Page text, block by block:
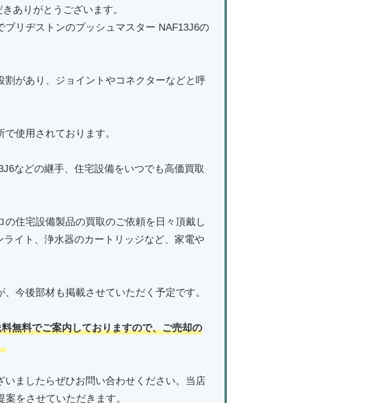
ありがとうございます。
リヂストンのプッシュマスター NAF13J6の
があり、ジョイントやコネクターなどと呼
使用されております。
などの継手、住宅設備をいつでも高価買取
住宅設備製品の買取のご依頼を日々頂戴し
イト、浄水器のカートリッジなど、家電や
今後部材も掲載させていただく予定です。
無料でご案内しておりますので、ご売却の
ましたらぜひお問い合わせください。当店
をさせていただきます。